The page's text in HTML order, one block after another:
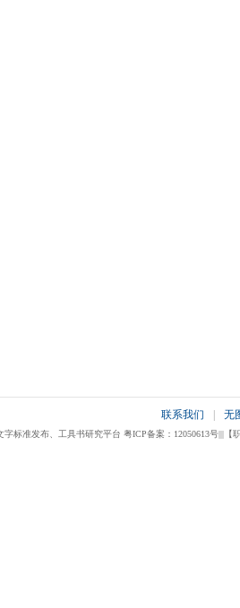
联系我们 无
标准发布、工具书研究平台 粤ICP备案：12050613号|||【